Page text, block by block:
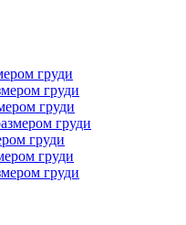
груди
груди
груди
груди
груди
груди
груди